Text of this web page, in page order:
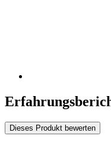
Dieses Produkt bewerten